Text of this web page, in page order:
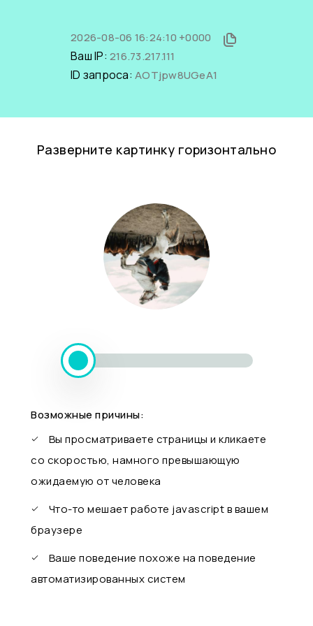
2026-08-06 16:24:10 +0000
Ваш IP: 216.73.217.111
ID запроса: AOTjpw8UGeA1
Разверните картинку горизонтально
Возможные причины:
Вы просматриваете страницы и кликаете
со скоростью, намного превышающую
ожидаемую от человека
Что-то мешает работе javascript в вашем
браузере
Ваше поведение похоже на поведение
автоматизированных систем